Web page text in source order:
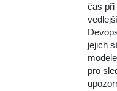
čas
jejich
pro